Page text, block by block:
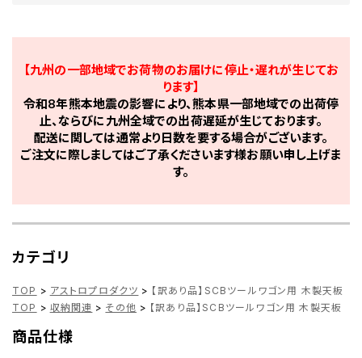
【九州の一部地域でお荷物のお届けに停止・遅れが生じてお
ります】
令和8年熊本地震の影響により、熊本県一部地域での出荷停
止、ならびに九州全域での出荷遅延が生じております。
配送に関しては通常より日数を要する場合がございます。
ご注文に際しましてはご了承くださいます様お願い申し上げま
す。
カテゴリ
TOP > アストロプロダクツ > 【訳あり品】SCBツールワゴン用 木製天板
TOP > 収納関連 > その他 > 【訳あり品】SCBツールワゴン用 木製天板
商品仕様